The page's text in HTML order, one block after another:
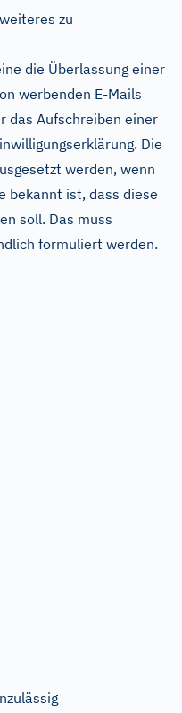
zu
die Überlassung einer
werbenden E-Mails
das Aufschreiben einer
Die
werden, wenn
bekannt ist, dass diese
soll. Das muss
formuliert werden.